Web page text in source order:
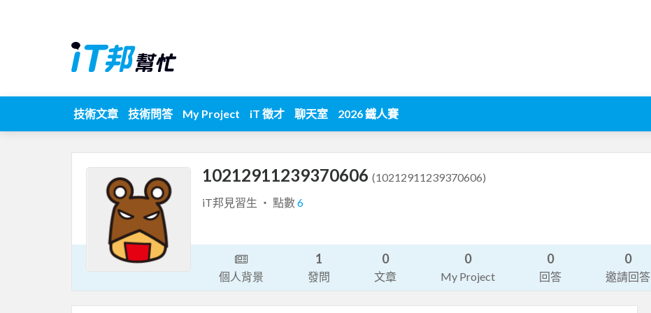
技術文章 技術問答 My Project iT 徵才 聊天室 2026 鐵人賽
10212911239370606 (10212911239370606)
iT邦見習生 ‧ 點數6
個人背景
1
發問
0
文章
0
My Project
0
回答
0
邀請回答